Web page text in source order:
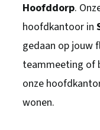
Hoofddorp.
hoofdkantoor in
gedaan op jouw
teammeeting of
onze
wonen.